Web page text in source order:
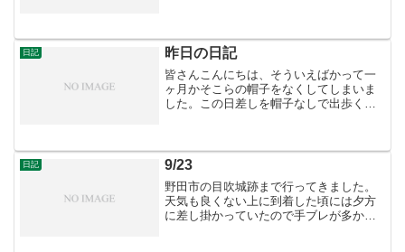
今日は午後からグスク巡りに行っ...
日記 昨日の日記
皆さんこんにちは、そういえばかって一
ヶ月かそこらの帽子をなくしてしまいま
した。この日差しを帽子なしで出歩くの
ワークに行った後、首...
日記 9/23
野田市の目吹城跡まで行ってきました。
天気も良くない上に到着した頃には夕方
に差し掛かっていたので手ブレが多かっ